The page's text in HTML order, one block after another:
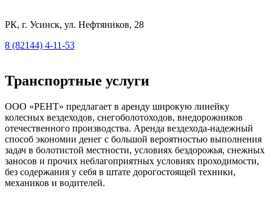
РК, г. Усинск, ул. Нефтяников, 28
8 (82144) 4-11-53
Транспортные услуги
ООО «РЕНТ» предлагает в аренду широкую линейку
колесных вездеходов, снегоболотоходов, внедорожников
отечественного производства. Аренда вездехода-надежный
способ экономии денег с большой вероятностью выполнения
задач в болотистой местности, условиях бездорожья, снежных
заносов и прочих неблагоприятных условиях проходимости,
без содержания у себя в штате дорогостоящей техники,
механиков и водителей.